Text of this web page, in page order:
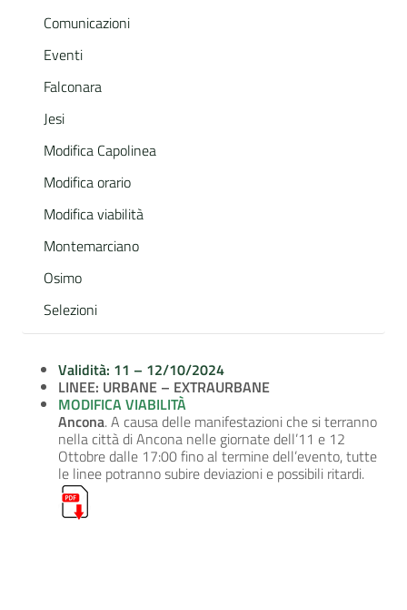
Comunicazioni
Eventi
Falconara
Jesi
Modifica Capolinea
Modifica orario
Modifica viabilità
Montemarciano
Osimo
Selezioni
Validità: 11 – 12/10/2024
LINEE: URBANE – EXTRAURBANE
MODIFICA VIABILITÀ
Ancona. A causa delle manifestazioni che si terranno
nella città di Ancona nelle giornate dell’11 e 12
Ottobre dalle 17:00 fino al termine dell’evento, tutte
le linee potranno subire deviazioni e possibili ritardi.